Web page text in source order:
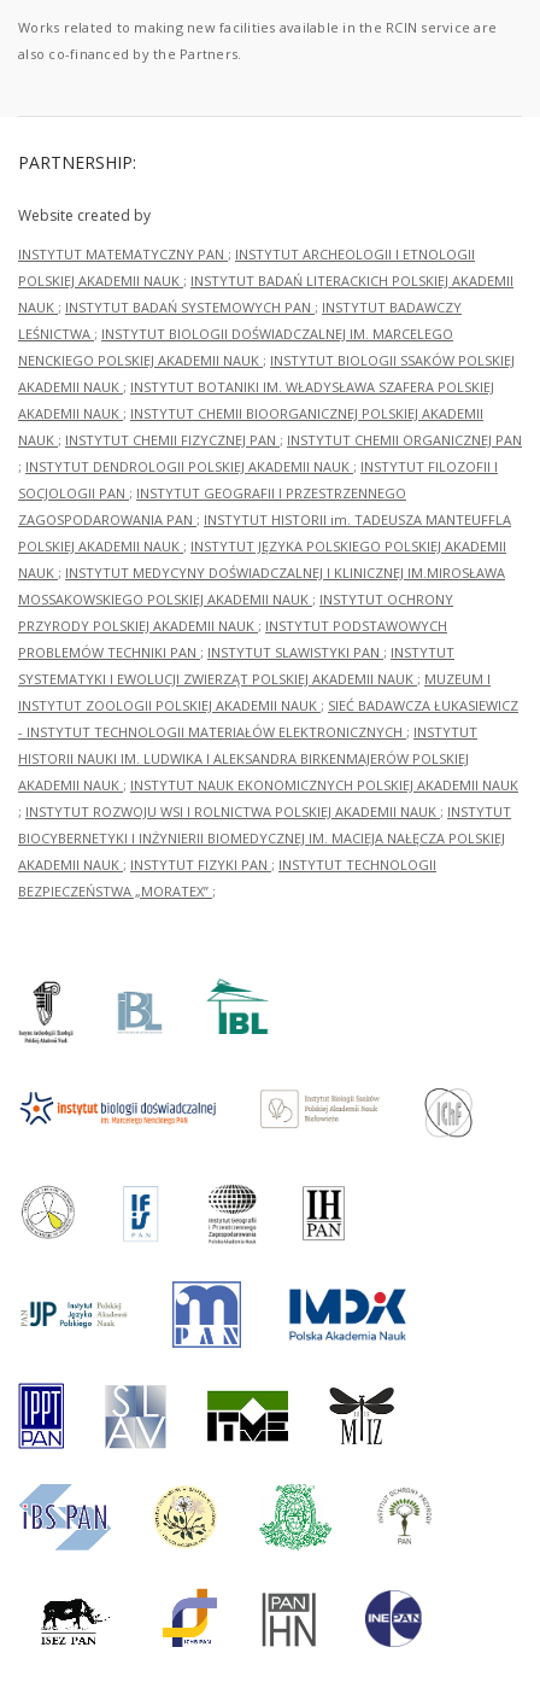
Works related to making new facilities available in the RCIN service are
also co-financed by the Partners.
PARTNERSHIP:
Website created by
INSTYTUT MATEMATYCZNY PAN ; INSTYTUT ARCHEOLOGII I ETNOLOGII
POLSKIEJ AKADEMII NAUK ; INSTYTUT BADAŃ LITERACKICH POLSKIEJ AKADEMII
NAUK ; INSTYTUT BADAŃ SYSTEMOWYCH PAN ; INSTYTUT BADAWCZY
LEŚNICTWA ; INSTYTUT BIOLOGII DOŚWIADCZALNEJ IM. MARCELEGO
NENCKIEGO POLSKIEJ AKADEMII NAUK ; INSTYTUT BIOLOGII SSAKÓW POLSKIEJ
AKADEMII NAUK ; INSTYTUT BOTANIKI IM. WŁADYSŁAWA SZAFERA POLSKIEJ
AKADEMII NAUK ; INSTYTUT CHEMII BIOORGANICZNEJ POLSKIEJ AKADEMII
NAUK ; INSTYTUT CHEMII FIZYCZNEJ PAN ; INSTYTUT CHEMII ORGANICZNEJ PAN
; INSTYTUT DENDROLOGII POLSKIEJ AKADEMII NAUK ; INSTYTUT FILOZOFII I
SOCJOLOGII PAN ; INSTYTUT GEOGRAFII I PRZESTRZENNEGO
ZAGOSPODAROWANIA PAN ; INSTYTUT HISTORII im. TADEUSZA MANTEUFFLA
POLSKIEJ AKADEMII NAUK ; INSTYTUT JĘZYKA POLSKIEGO POLSKIEJ AKADEMII
NAUK ; INSTYTUT MEDYCYNY DOŚWIADCZALNEJ I KLINICZNEJ IM.MIROSŁAWA
MOSSAKOWSKIEGO POLSKIEJ AKADEMII NAUK ; INSTYTUT OCHRONY
PRZYRODY POLSKIEJ AKADEMII NAUK ; INSTYTUT PODSTAWOWYCH
PROBLEMÓW TECHNIKI PAN ; INSTYTUT SLAWISTYKI PAN ; INSTYTUT
SYSTEMATYKI I EWOLUCJI ZWIERZĄT POLSKIEJ AKADEMII NAUK ; MUZEUM I
INSTYTUT ZOOLOGII POLSKIEJ AKADEMII NAUK ; SIEĆ BADAWCZA ŁUKASIEWICZ
- INSTYTUT TECHNOLOGII MATERIAŁÓW ELEKTRONICZNYCH ; INSTYTUT
HISTORII NAUKI IM. LUDWIKA I ALEKSANDRA BIRKENMAJERÓW POLSKIEJ
AKADEMII NAUK ; INSTYTUT NAUK EKONOMICZNYCH POLSKIEJ AKADEMII NAUK
; INSTYTUT ROZWOJU WSI I ROLNICTWA POLSKIEJ AKADEMII NAUK ; INSTYTUT
BIOCYBERNETYKI I INŻYNIERII BIOMEDYCZNEJ IM. MACIEJA NAŁĘCZA POLSKIEJ
AKADEMII NAUK ; INSTYTUT FIZYKI PAN ; INSTYTUT TECHNOLOGII
BEZPIECZEŃSTWA „MORATEX” ;